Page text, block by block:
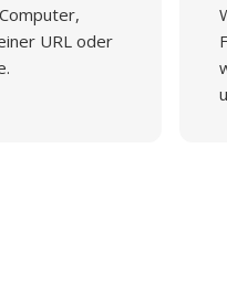
URL oder